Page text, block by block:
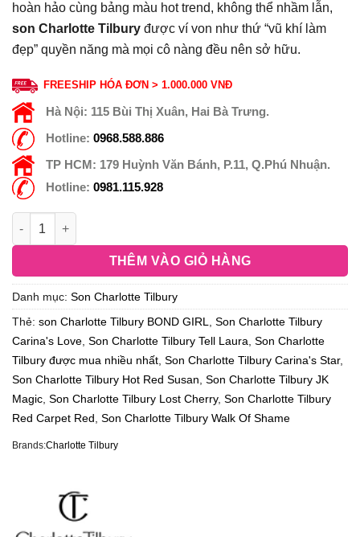
hoàn hảo cùng bảng màu hot trend, không thể nhầm lẫn,
son Charlotte Tilbury được ví von như thứ “vũ khí làm
đẹp” quyền năng mà mọi cô nàng đều nên sở hữu.
FREESHIP HÓA ĐƠN > 1.000.000 VNĐ
Hà Nội: 115 Bùi Thị Xuân, Hai Bà Trưng.
Hotline: 0968.588.886
TP HCM: 179 Huỳnh Văn Bánh, P.11, Q.Phú Nhuận.
Hotline: 0981.115.928
THÊM VÀO GIỎ HÀNG
Danh mục: Son Charlotte Tilbury
Thẻ: son Charlotte Tilbury BOND GIRL, Son Charlotte Tilbury
Carina's Love, Son Charlotte Tilbury Tell Laura, Son Charlotte
Tilbury được mua nhiều nhất, Son Charlotte Tilbury Carina's Star,
Son Charlotte Tilbury Hot Red Susan, Son Charlotte Tilbury JK
Magic, Son Charlotte Tilbury Lost Cherry, Son Charlotte Tilbury
Red Carpet Red, Son Charlotte Tilbury Walk Of Shame
Brands:Charlotte Tilbury